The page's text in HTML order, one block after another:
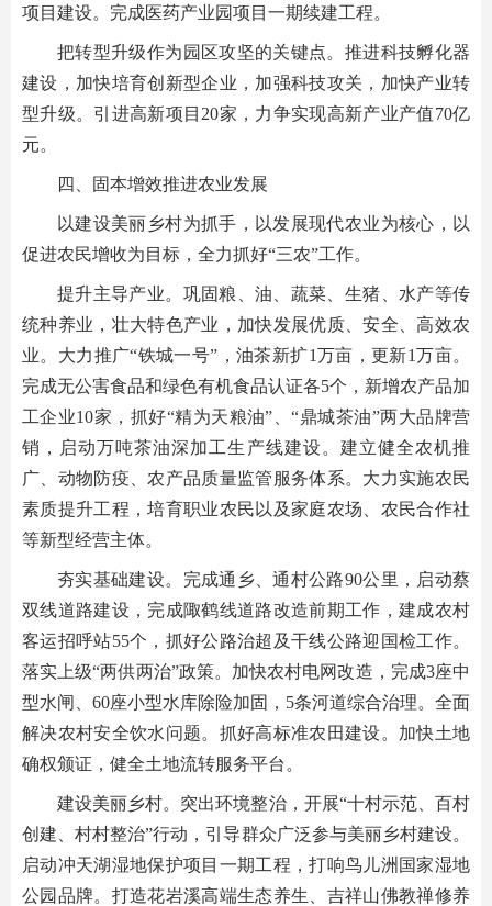
项目建设。完成医药产业园项目一期续建工程。
把转型升级作为园区攻坚的关键点。推进科技孵化器
建设，加快培育创新型企业，加强科技攻关，加快产业转
型升级。引进高新项目20家，力争实现高新产业产值70亿
元。
四、固本增效推进农业发展
以建设美丽乡村为抓手，以发展现代农业为核心，以
促进农民增收为目标，全力抓好“三农”工作。
提升主导产业。巩固粮、油、蔬菜、生猪、水产等传
统种养业，壮大特色产业，加快发展优质、安全、高效农
业。大力推广“铁城一号”，油茶新扩1万亩，更新1万亩。
完成无公害食品和绿色有机食品认证各5个，新增农产品加
工企业10家，抓好“精为天粮油”、“鼎城茶油”两大品牌营
销，启动万吨茶油深加工生产线建设。建立健全农机推
广、动物防疫、农产品质量监管服务体系。大力实施农民
素质提升工程，培育职业农民以及家庭农场、农民合作社
等新型经营主体。
夯实基础建设。完成通乡、通村公路90公里，启动蔡
双线道路建设，完成陬鹤线道路改造前期工作，建成农村
客运招呼站55个，抓好公路治超及干线公路迎国检工作。
落实上级“两供两治”政策。加快农村电网改造，完成3座中
型水闸、60座小型水库除险加固，5条河道综合治理。全面
解决农村安全饮水问题。抓好高标准农田建设。加快土地
确权颁证，健全土地流转服务平台。
建设美丽乡村。突出环境整治，开展“十村示范、百村
创建、村村整治”行动，引导群众广泛参与美丽乡村建设。
启动冲天湖湿地保护项目一期工程，打响鸟儿洲国家湿地
公园品牌。打造花岩溪高端生态养生、吉祥山佛教禅修养